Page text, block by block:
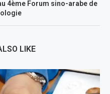
4ème Forum sino-arabe de
LIKE